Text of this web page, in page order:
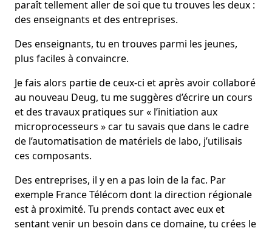
paraît tellement aller de soi que tu trouves les deux :
des enseignants et des entreprises.
Des enseignants, tu en trouves parmi les jeunes,
plus faciles à convaincre.
Je fais alors partie de ceux-ci et après avoir collaboré
au nouveau Deug, tu me suggères d’écrire un cours
et des travaux pratiques sur « l’initiation aux
microprocesseurs » car tu savais que dans le cadre
de l’automatisation de matériels de labo, j’utilisais
ces composants.
Des entreprises, il y en a pas loin de la fac. Par
exemple France Télécom dont la direction régionale
est à proximité. Tu prends contact avec eux et
sentant venir un besoin dans ce domaine, tu crées le